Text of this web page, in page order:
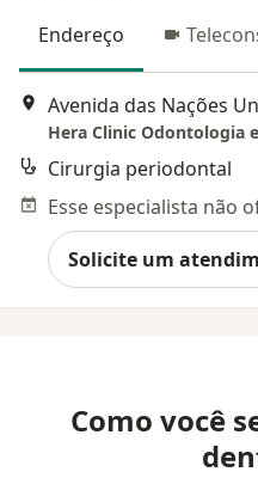
Endereço
Hera Clinic Odontologia
Cirurgia periodontal
Solicite um
Como você